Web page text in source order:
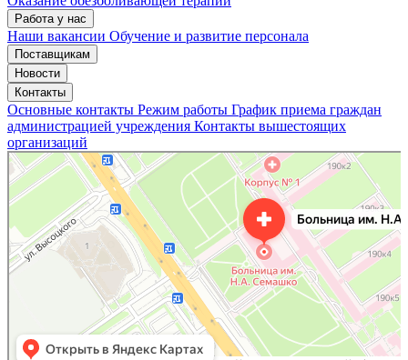
Работа у нас
Наши вакансии Обучение и развитие персонала
Поставщикам
Новости
Контакты
Основные контакты Режим работы График приема граждан
администрацией учреждения Контакты вышестоящих
организаций
«Нижегородская областная клиническая больница имени Н.А. Семашко»
Отделение больницы, госпиталя в Нижнем Новгороде
Больница для взрослых в Нижнем Новгороде